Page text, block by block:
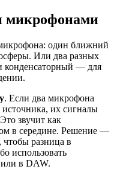
микрофонами
один ближний
Или два разных
конденсаторный — для
. Если два микрофона
источника, их сигналы
звучит как
в середине. Решение —
разница в
использовать
или в DAW.